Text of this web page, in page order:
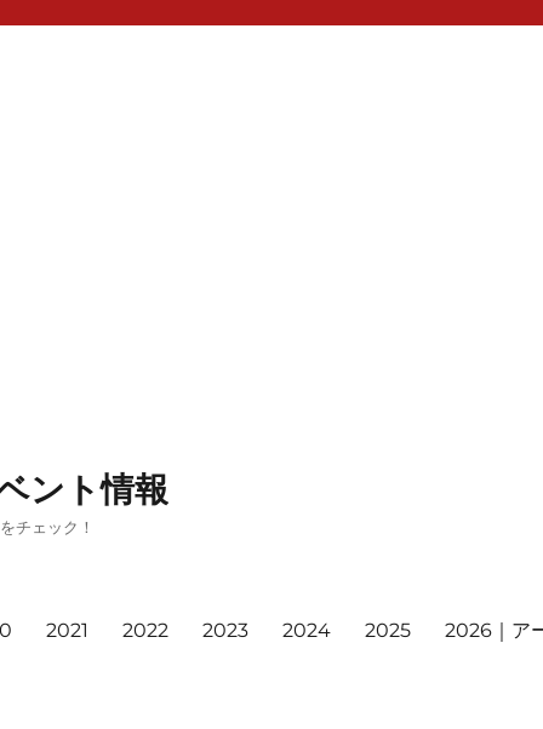
ント情報
チェック！
2021 2022 2023 2024 2025 2026｜ア